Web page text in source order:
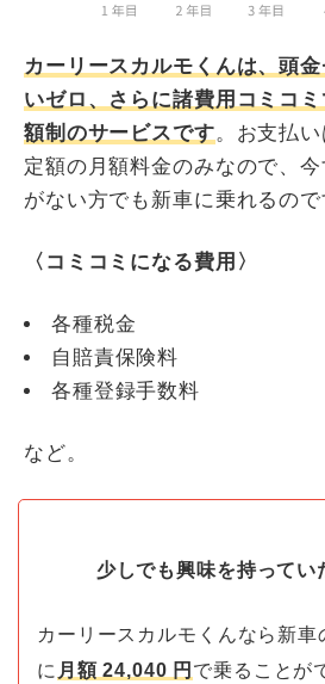
カーリースカルモくんは、頭
いゼロ、さらに諸費用コミコ
額制のサービスです。お支払
定額の月額料金のみなので、
がない方でも新車に乗れるので
〈コミコミになる費用〉
各種税金
自賠責保険料
各種登録手数料
など。
少しでも興味を持ってい
カーリースカルモくんなら新車
に 月額24,040 円 で乗ることが